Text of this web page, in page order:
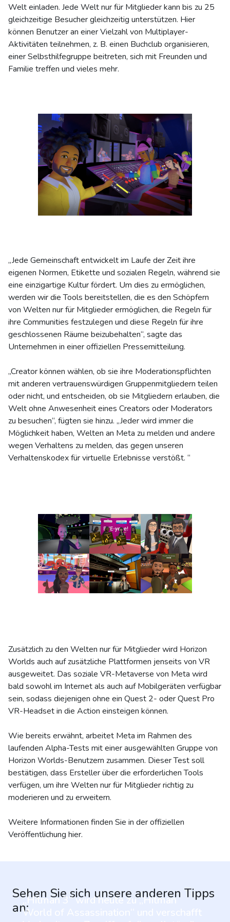
Welt einladen. Jede Welt nur für Mitglieder kann bis zu 25
gleichzeitige Besucher gleichzeitig unterstützen. Hier
können Benutzer an einer Vielzahl von Multiplayer-
Aktivitäten teilnehmen, z. B. einen Buchclub organisieren,
einer Selbsthilfegruppe beitreten, sich mit Freunden und
Familie treffen und vieles mehr.
„Jede Gemeinschaft entwickelt im Laufe der Zeit ihre
eigenen Normen, Etikette und sozialen Regeln, während sie
eine einzigartige Kultur fördert. Um dies zu ermöglichen,
werden wir die Tools bereitstellen, die es den Schöpfern
von Welten nur für Mitglieder ermöglichen, die Regeln für
ihre Communities festzulegen und diese Regeln für ihre
geschlossenen Räume beizubehalten“, sagte das
Unternehmen in einer offiziellen Pressemitteilung.
„Creator können wählen, ob sie ihre Moderationspflichten
mit anderen vertrauenswürdigen Gruppenmitgliedern teilen
oder nicht, und entscheiden, ob sie Mitgliedern erlauben, die
Welt ohne Anwesenheit eines Creators oder Moderators
zu besuchen“, fügten sie hinzu. „Jeder wird immer die
Möglichkeit haben, Welten an Meta zu melden und andere
wegen Verhaltens zu melden, das gegen unseren
Verhaltenskodex für virtuelle Erlebnisse verstößt. “
Zusätzlich zu den Welten nur für Mitglieder wird Horizon
Worlds auch auf zusätzliche Plattformen jenseits von VR
ausgeweitet. Das soziale VR-Metaverse von Meta wird
bald sowohl im Internet als auch auf Mobilgeräten verfügbar
sein, sodass diejenigen ohne ein Quest 2- oder Quest Pro
VR-Headset in die Action einsteigen können.
Wie bereits erwähnt, arbeitet Meta im Rahmen des
laufenden Alpha-Tests mit einer ausgewählten Gruppe von
Horizon Worlds-Benutzern zusammen. Dieser Test soll
bestätigen, dass Ersteller über die erforderlichen Tools
verfügen, um ihre Welten nur für Mitglieder richtig zu
moderieren und zu erweitern.
Weitere Informationen finden Sie in der offiziellen
Veröffentlichung hier.
Sehen Sie sich unsere anderen Tipps
an:„Hitman 3“ wird heute zu „Hitman
World of Assassination“ und verschafft